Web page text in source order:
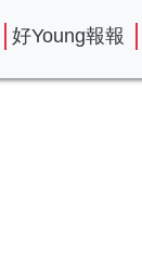
好Young報報